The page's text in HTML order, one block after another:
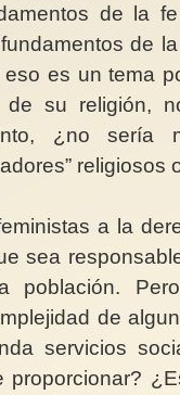
de la
de
es un tema
de su religión,
¿no sería
religiosos
a la
sea
población.
de
servicios